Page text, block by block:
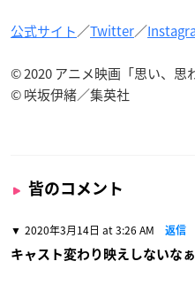
公式サイト／Twitter／
© 2020 アニメ映画「思い、思
© 咲坂伊緒／集英社
皆のコメント
2020年3月14日 at 3:26 AM 返信
キャスト変わり映えしないなぁ